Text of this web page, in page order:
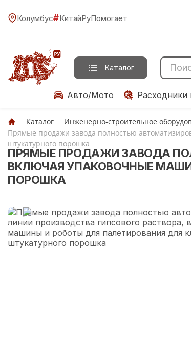
Колумбус#КитайРуПомогает
Каталог
Авто/Мото Расходники
Каталог Инженерно-строительное
Прямые продажи завода полностью
штукатурного порошка
ПРЯМЫЕ ПРОДАЖИ ЗАВОДА
ВКЛЮЧАЯ УПАКОВОЧНЫЕ
ПОРОШКА